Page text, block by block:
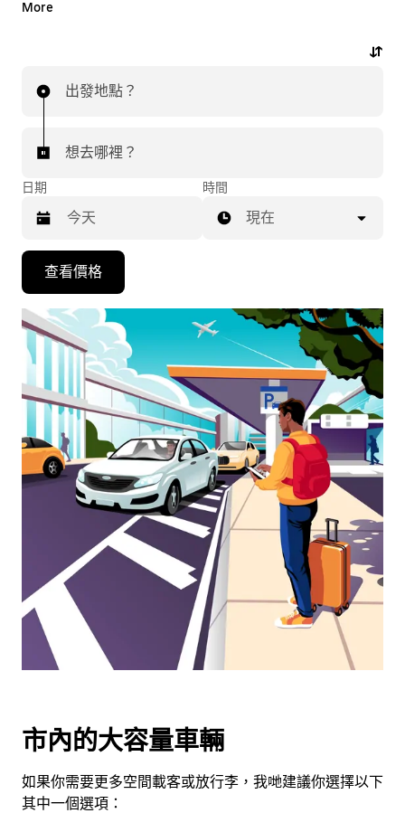
要乘車？隨時透過 App 或網站預約行程，享受經濟實惠
More
出發地點？
想去哪裡？
日期
下
向
下
箭
鍵，
即
可
用
擇
日
期。
鈕
可
關
時間
現在
查看價格
市內的大容量車輛
如果你需要更多空間載客或放行李，我哋建議你選擇以下
其中一個選項：